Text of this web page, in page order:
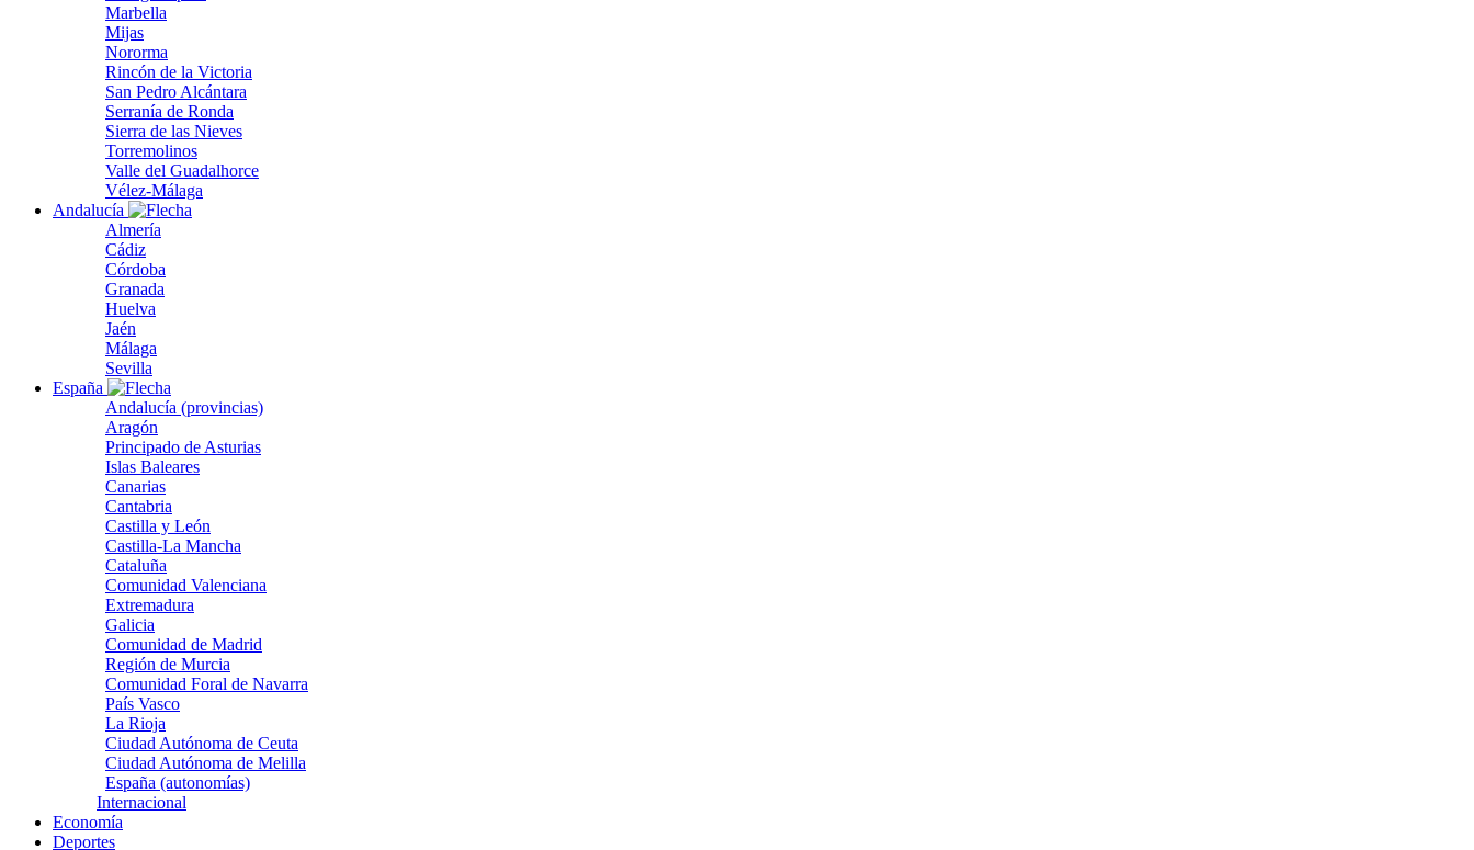
Marbella
Mijas
Nororma
Rincón de la Victoria
San Pedro Alcántara
Serranía de Ronda
Sierra de las Nieves
Torremolinos
Valle del Guadalhorce
Vélez-Málaga
Andalucía
Almería
Cádiz
Córdoba
Granada
Huelva
Jaén
Málaga
Sevilla
España
Andalucía (provincias)
Aragón
Principado de Asturias
Islas Baleares
Canarias
Cantabria
Castilla y León
Castilla-La Mancha
Cataluña
Comunidad Valenciana
Extremadura
Galicia
Comunidad de Madrid
Región de Murcia
Comunidad Foral de Navarra
País Vasco
La Rioja
Ciudad Autónoma de Ceuta
Ciudad Autónoma de Melilla
España (autonomías)
Internacional
Economía
Deportes